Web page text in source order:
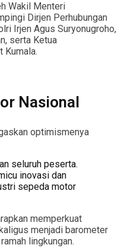
Wakil Menteri
Dirjen Perhubungan
Irjen Agus Suryonugroho,
serta Ketua
Kumala.
Nasional
optimismenya
seluruh peserta.
inovasi dan
sepeda motor
memperkuat
menjadi barometer
lingkungan.